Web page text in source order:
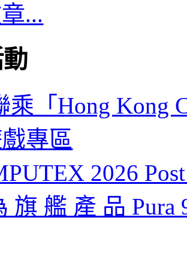
...
乘「Hong Kong
專區
2026
旗 艦 產 品 Pura